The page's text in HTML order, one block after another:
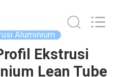
Aluminium
Ekstrusi
Lean Tube